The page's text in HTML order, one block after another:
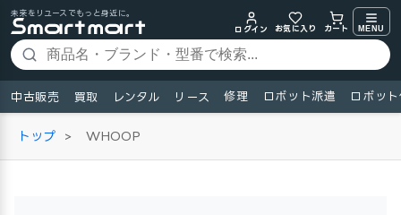
未来をリユースでもっと身近に。
ログイン
お気に入り カート MENU
中古販売 買取 レンタル リース 修理 ロボット派遣 ロボッ
トップ > WHOOP